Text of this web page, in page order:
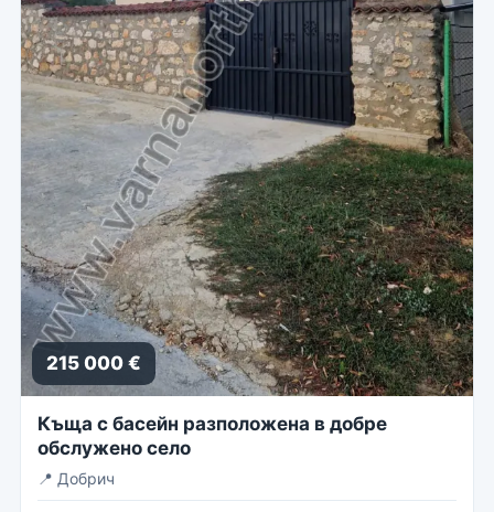
215 000 €
Къща с басейн разположена в добре
обслужено село
📍 Добрич